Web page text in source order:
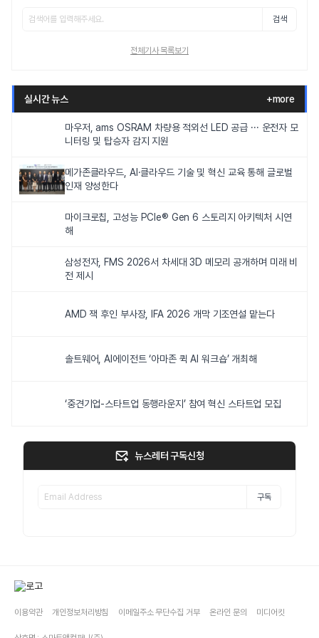
검색
전체기사 목록보기
실시간 뉴스 +more
마우저, ams OSRAM 차량용 적외선 LED 공급 ··· 운전자 모
니터링 및 탑승자 감지 지원
메가존클라우드, AI·클라우드 기술 및 혁신 교육 통해 글로벌
인재 양성한다
마이크로칩, 고성능 PCIe® Gen 6 스토리지 아키텍처 시연
해
삼성전자, FMS 2026서 차세대 3D 메모리 공개하며 미래 비
전 제시
AMD 잭 후인 부사장, IFA 2026 개막 기조연설 맡는다
솔트웨어, AI에이전트 ‘아마존 퀵 AI 워크숍’ 개최해
‘중견기업-스타트업 동행라운지’ 참여 혁신 스타트업 모집
뉴스레터 구독신청
구독
이용약관 개인정보처리방침 이메일주소 무단수집 거부 온라인 문의 미디어킷